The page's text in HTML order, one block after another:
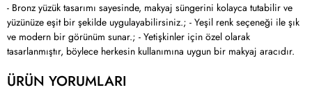
- Bronz yüzük tasarımı sayesinde, makyaj süngerini kolayca tutabilir ve
yüzünüze eşit bir şekilde uygulayabilirsiniz.; - Yeşil renk seçeneği ile şık
ve modern bir görünüm sunar.; - Yetişkinler için özel olarak
tasarlanmıştır, böylece herkesin kullanımına uygun bir makyaj aracıdır.
ÜRÜN YORUMLARI